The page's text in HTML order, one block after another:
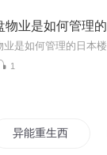
物业是如何管理的
1
异能重生西门庆